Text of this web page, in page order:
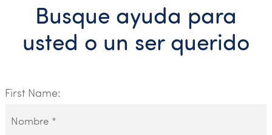
Busque ayuda para
usted o un ser querido
First Name: